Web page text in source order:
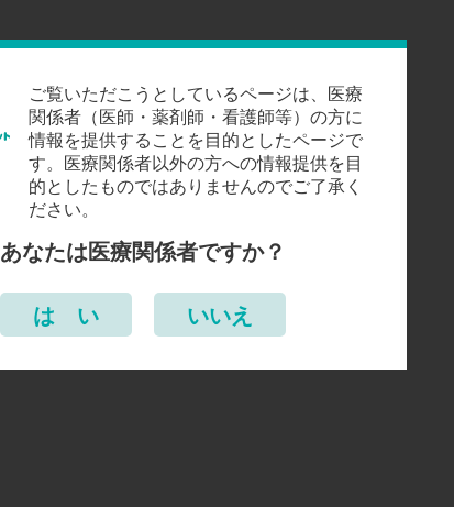
ご覧いただこうとしているページは、医療
関係者（医師・薬剤師・看護師等）の方に
情報を提供することを目的としたページで
す。医療関係者以外の方への情報提供を目
的としたものではありませんのでご了承く
ださい。
あなたは医療関係者ですか？
は い
いいえ